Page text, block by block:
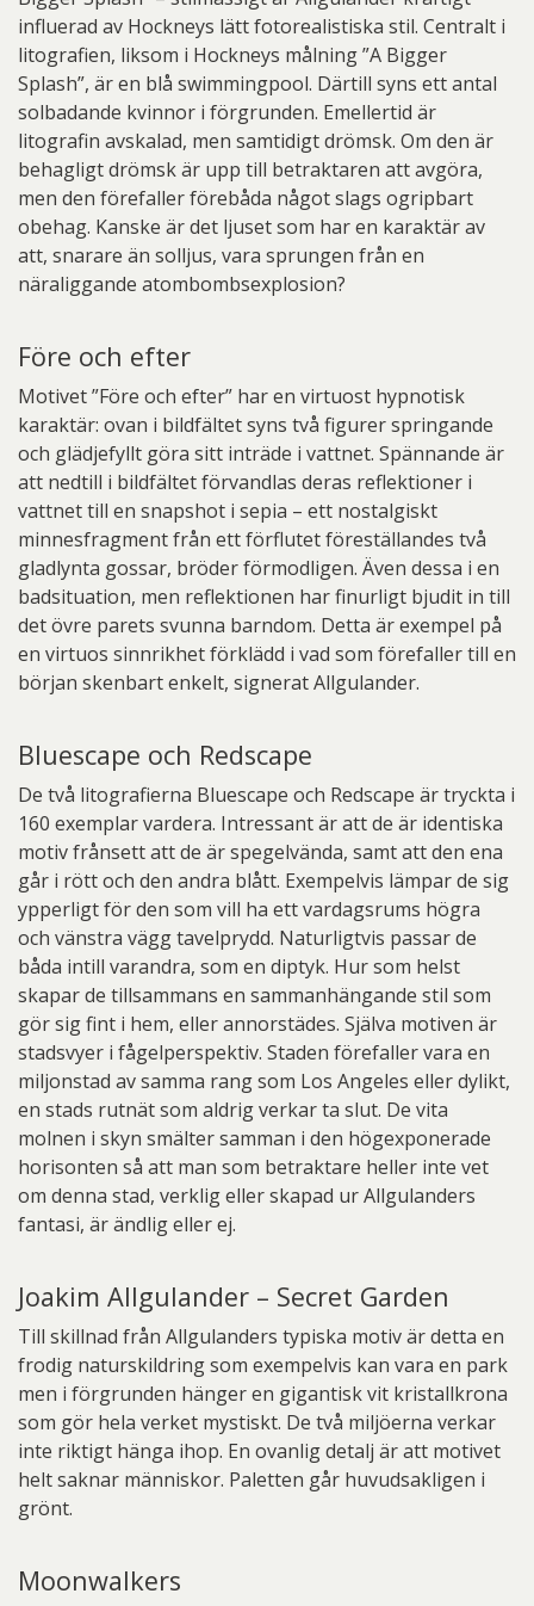
influerad av Hockneys lätt fotorealistiska stil. Centralt i
litografien, liksom i Hockneys målning ”A Bigger
Splash”, är en blå swimmingpool. Därtill syns ett antal
solbadande kvinnor i förgrunden. Emellertid är
litografin avskalad, men samtidigt drömsk. Om den är
behagligt drömsk är upp till betraktaren att avgöra,
men den förefaller förebåda något slags ogripbart
obehag. Kanske är det ljuset som har en karaktär av
att, snarare än solljus, vara sprungen från en
näraliggande atombombsexplosion?
Före och efter
Motivet ”Före och efter” har en virtuost hypnotisk
karaktär: ovan i bildfältet syns två figurer springande
och glädjefyllt göra sitt inträde i vattnet. Spännande är
att nedtill i bildfältet förvandlas deras reflektioner i
vattnet till en snapshot i sepia – ett nostalgiskt
minnesfragment från ett förflutet föreställandes två
gladlynta gossar, bröder förmodligen. Även dessa i en
badsituation, men reflektionen har finurligt bjudit in till
det övre parets svunna barndom. Detta är exempel på
en virtuos sinnrikhet förklädd i vad som förefaller till en
början skenbart enkelt, signerat Allgulander.
Bluescape och Redscape
De två litografierna Bluescape och Redscape är tryckta i
160 exemplar vardera. Intressant är att de är identiska
motiv frånsett att de är spegelvända, samt att den ena
går i rött och den andra blått. Exempelvis lämpar de sig
ypperligt för den som vill ha ett vardagsrums högra
och vänstra vägg tavelprydd. Naturligtvis passar de
båda intill varandra, som en diptyk. Hur som helst
skapar de tillsammans en sammanhängande stil som
gör sig fint i hem, eller annorstädes. Själva motiven är
stadsvyer i fågelperspektiv. Staden förefaller vara en
miljonstad av samma rang som Los Angeles eller dylikt,
en stads rutnät som aldrig verkar ta slut. De vita
molnen i skyn smälter samman i den högexponerade
horisonten så att man som betraktare heller inte vet
om denna stad, verklig eller skapad ur Allgulanders
fantasi, är ändlig eller ej.
Joakim Allgulander – Secret Garden
Till skillnad från Allgulanders typiska motiv är detta en
frodig naturskildring som exempelvis kan vara en park
men i förgrunden hänger en gigantisk vit kristallkrona
som gör hela verket mystiskt. De två miljöerna verkar
inte riktigt hänga ihop. En ovanlig detalj är att motivet
helt saknar människor. Paletten går huvudsakligen i
grönt.
Moonwalkers